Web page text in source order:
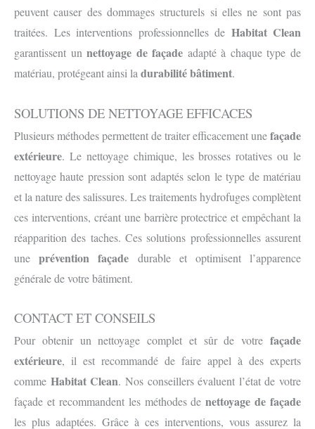
peuvent causer des dommages structurels si elles ne sont pas
traitées. Les interventions professionnelles de Habitat Clean
garantissent unnettoyage de façade adapté à chaque type de
matériau, protégeant ainsi la durabilité bâtiment.
SOLUTIONS DE NETTOYAGE EFFICACES
Plusieurs méthodes permettent de traiter efficacement unefaçade
extérieure. Le nettoyage chimique, les brosses rotatives ou le
nettoyage haute pression sont adaptés selon le type de matériau
et la nature des salissures. Les traitements hydrofuges complètent
ces interventions, créant une barrière protectrice et empêchant la
réapparition des taches. Ces solutions professionnelles assurent
uneprévention façade durable et optimisent l’apparence
générale de votre bâtiment.
CONTACT ET CONSEILS
Pour obtenir un nettoyage complet et sûr de votre façade
extérieure, il est recommandé de faire appel à des experts
comme Habitat Clean. Nos conseillers évaluent l’état de votre
façade et recommandent les méthodes denettoyage de façade
les plus adaptées. Grâce à ces interventions, vous assurez la